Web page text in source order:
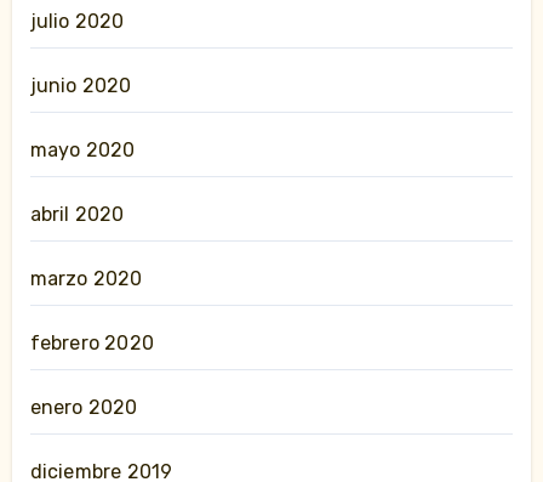
julio 2020
junio 2020
mayo 2020
abril 2020
marzo 2020
febrero 2020
enero 2020
diciembre 2019